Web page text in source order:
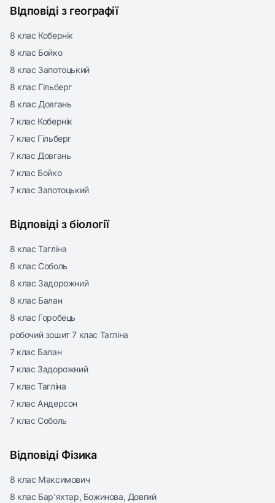
ВІдповіді з географії
8 клас Кобернік
8 клас Бойко
8 клас Запотоцький
8 клас Гільберг
8 клас Довгань
7 клас Кобернік
7 клас Гільберг
7 клас Довгань
7 клас Бойко
7 клас Запотоцький
Відповіді з біології
8 клас Тагліна
8 клас Соболь
8 клас Задорожний
8 клас Балан
8 клас Горобець
робочий зошит 7 клас Тагліна
7 клас Балан
7 клас Задорожний
7 клас Тагліна
7 клас Андерсон
7 клас Соболь
Відповіді Фізика
8 клас Максимович
8 клас Бар’яхтар, Божинова, Довгий